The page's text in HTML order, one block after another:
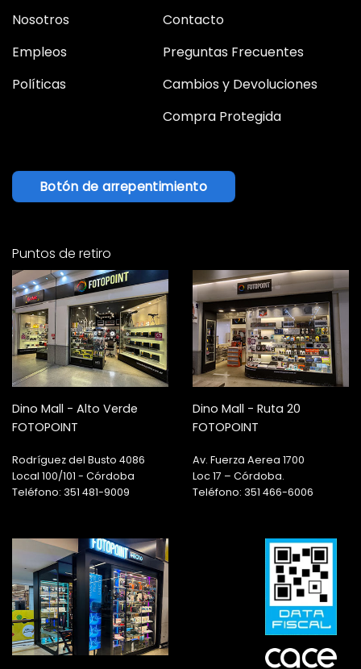
Nosotros
Empleos
Políticas
Contacto
Preguntas Frecuentes
Cambios y Devoluciones
Compra Protegida
Botón de arrepentimiento
Puntos de retiro
Dino Mall - Alto Verde
FOTOPOINT
Rodríguez del Busto 4086
Local 100/101 - Córdoba
Teléfono: 351 481-9009
Dino Mall - Ruta 20
FOTOPOINT
Av. Fuerza Aerea 1700
Loc 17 – Córdoba.
Teléfono: 351 466-6006